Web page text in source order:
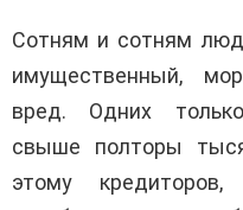
Сотням и сотням
имущественный,
вред. Одних
свыше полторы
этому